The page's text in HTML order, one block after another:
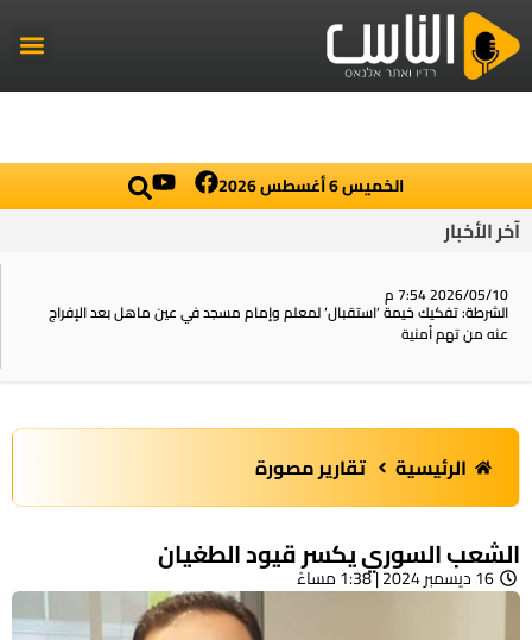
الخميس 6 أغسطس 2026
آخر الأخبار
2026/05/10 7:54 م
الشرطة: تفكيك خيمة ‘استقبال‘ لمعلم وإمام مسجد في عين ماهل بعد الإفراج
عنه من تهم أمنية
الرئيسية تقارير مصورة
الشعب السوري يكسر قيود الطغيان
16 ديسمبر 2024 | 1:38 مساءً